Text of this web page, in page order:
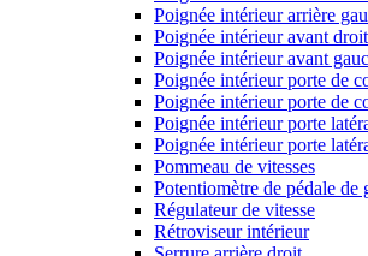
Poignée intérieur arrière
Poignée intérieur avant droit
Poignée intérieur avant
Poignée intérieur porte de
Poignée intérieur porte de
Poignée intérieur porte
Poignée intérieur porte
Pommeau de vitesses
Potentiomètre de pédale de
Régulateur de vitesse
Rétroviseur intérieur